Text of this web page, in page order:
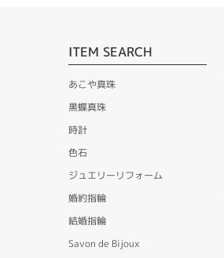
ITEM SEARCH
あこや真珠
黒蝶真珠
時計
色石
ジュエリーリフォーム
婚約指輪
結婚指輪
Savon de Bijoux